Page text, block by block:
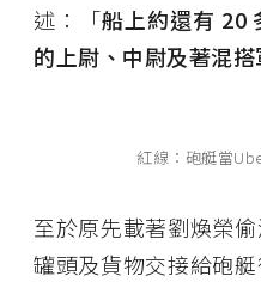
述：「船上約還有 20
的上尉、中尉及著混搭
紅線：砲艇當
至於原先載著劉煥榮
罐頭及貨物交接給砲